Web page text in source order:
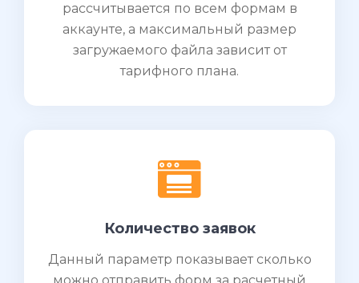
рассчитывается по всем формам в
аккаунте, а максимальный размер
загружаемого файла зависит от
тарифного плана.
Количество заявок
Данный параметр показывает сколько